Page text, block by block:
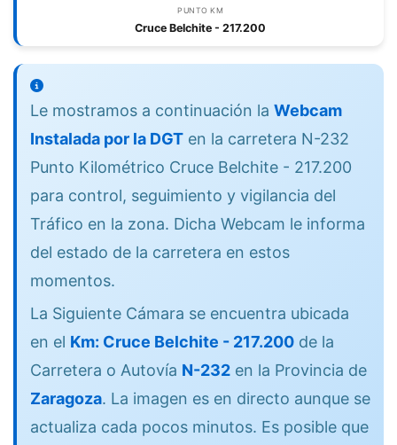
PUNTO KM
Cruce Belchite - 217.200
Le mostramos a continuación la Webcam
Instalada por la DGT en la carretera N-232
Punto Kilométrico Cruce Belchite - 217.200
para control, seguimiento y vigilancia del
Tráfico en la zona. Dicha Webcam le informa
del estado de la carretera en estos
momentos.
La Siguiente Cámara se encuentra ubicada
en el Km: Cruce Belchite - 217.200 de la
Carretera o Autovía N-232 en la Provincia de
Zaragoza. La imagen es en directo aunque se
actualiza cada pocos minutos. Es posible que